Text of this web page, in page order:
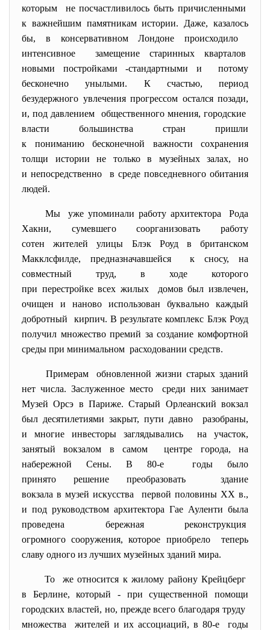
которым не посчастливилось быть причисленными
к важнейшим памятникам истории. Даже, казалось
бы, в консервативном Лондоне происходило
интенсивное замещение старинных кварталов
новыми постройками -стандартными и потому
бесконечно унылыми. К счастью, период
безудержного увлечения прогрессом остался позади,
и, под давлением общественного мнения, городские
власти большинства стран пришли
к пониманию бесконечной важности сохранения
толщи истории не только в музейных залах, но
и непосредственно в среде повседневного обитания
людей.
Мы уже упоминали работу архитектора Рода
Хакни, сумевшего соорганизовать работу
сотен жителей улицы Блэк Роуд в британском
Макклсфилде, предназначавшейся к сносу, на
совместный труд, в ходе которого
при перестройке всех жилых домов был извлечен,
очищен и наново использован буквально каждый
добротный кирпич. В результате комплекс Блэк Роуд
получил множество премий за создание комфортной
среды при минимальном расходовании средств.
Примерам обновленной жизни старых зданий
нет числа. Заслуженное место среди них занимает
Музей Орсэ в Париже. Старый Орлеанский вокзал
был десятилетиями закрыт, пути давно разобраны,
и многие инвесторы заглядывались на участок,
занятый вокзалом в самом центре города, на
набережной Сены. В 80-е годы было
принято решение преобразовать здание
вокзала в музей искусства первой половины XX в.,
и под руководством архитектора Гае Ауленти была
проведена бережная реконструкция
огромного сооружения, которое приобрело теперь
славу одного из лучших музейных зданий мира.
То же относится к жилому району Крейцберг
в Берлине, который - при существенной помощи
городских властей, но, прежде всего благодаря труду
множества жителей и их ассоциаций, в 80-е годы